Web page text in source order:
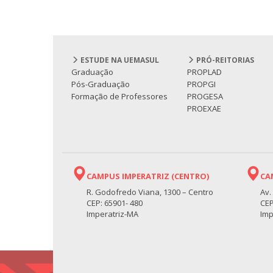
ESTUDE NA UEMASUL
Graduação
Pós-Graduação
Formação de Professores
PRÓ-REITORIAS
PROPLAD
PROPGI
PROGESA
PROEXAE
CAMPUS IMPERATRIZ (CENTRO)
R. Godofredo Viana, 1300 – Centro
CEP: 65901- 480
Imperatriz-MA